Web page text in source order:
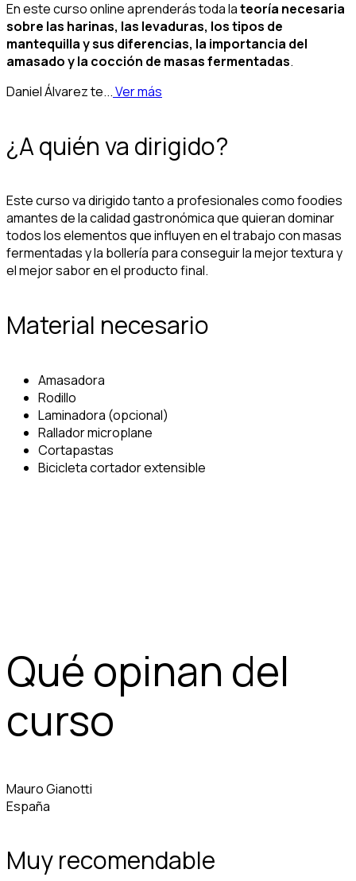
En este curso online aprenderás toda lateoría necesaria
sobre las harinas, las levaduras, los tipos de
mantequilla y sus diferencias, la importancia del
amasado y la cocción de masas fermentadas.
Daniel Álvarez te...Ver más
¿A quién va dirigido?
Este curso va dirigido tanto a profesionales como foodies
amantes de la calidad gastronómica que quieran dominar
todos los elementos que influyen en el trabajo con masas
fermentadas y la bollería para conseguir la mejor textura y
el mejor sabor en el producto final.
Material necesario
Amasadora
Rodillo
Laminadora (opcional)
Rallador microplane
Cortapastas
Bicicleta cortador extensible
Qué opinan del
curso
Mauro Gianotti
España
Muy recomendable